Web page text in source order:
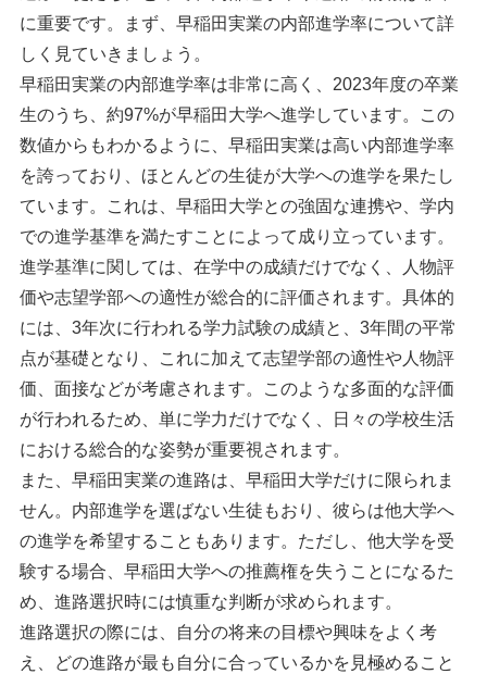
に重要です。まず、早稲田実業の内部進学率について詳
しく見ていきましょう。
早稲田実業の内部進学率は非常に高く、2023年度の卒業
生のうち、約97%が早稲田大学へ進学しています。この
数値からもわかるように、早稲田実業は高い内部進学率
を誇っており、ほとんどの生徒が大学への進学を果たし
ています。これは、早稲田大学との強固な連携や、学内
での進学基準を満たすことによって成り立っています。
進学基準に関しては、在学中の成績だけでなく、人物評
価や志望学部への適性が総合的に評価されます。具体的
には、3年次に行われる学力試験の成績と、3年間の平常
点が基礎となり、これに加えて志望学部の適性や人物評
価、面接などが考慮されます。このような多面的な評価
が行われるため、単に学力だけでなく、日々の学校生活
における総合的な姿勢が重要視されます。
また、早稲田実業の進路は、早稲田大学だけに限られま
せん。内部進学を選ばない生徒もおり、彼らは他大学へ
の進学を希望することもあります。ただし、他大学を受
験する場合、早稲田大学への推薦権を失うことになるた
め、進路選択時には慎重な判断が求められます。
進路選択の際には、自分の将来の目標や興味をよく考
え、どの進路が最も自分に合っているかを見極めること